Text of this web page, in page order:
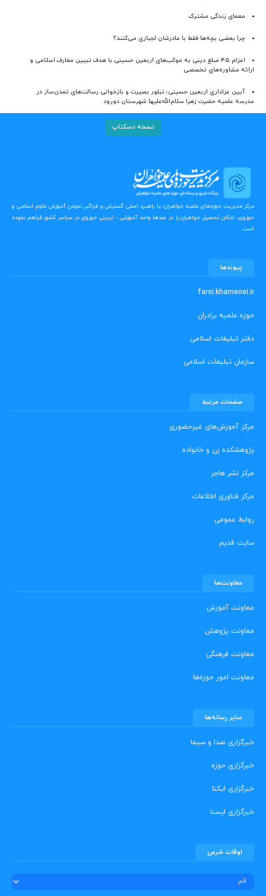
معمای زندگی مشترک
چرا بعضی بچه‌ها فقط با مادرشان لجبازی می‌کنند؟
اعزام ۴۵ مبلغ دینی به موکب‌های اربعین حسینی با هدف تبیین معارف اسلامی و
ارائه مشاوره‌های تخصصی
آیین عزاداری اربعین حسینی؛ تبلور بصیرت و بازخوانی رسالت‌های تمدن‌ساز در
مدرسه علمیه حضرت زهرا سلام‌الله‌علیها شهرستان دورود
نسخه دسکتاپ
مرکز مدیریت حوزه‌های علمیه خواهران، با راهبرد اصلی گسترش و فراگیر نمودن آموزش علوم اسلامی و
حوزوی، امکان تحصیل خواهران را در صدها واحد آموزشی - تربیتی حوزوی در سراسر کشور فراهم نموده
است.
پیوندها
farsi.khamenei.ir
حوزه علمیه برادران
دفتر تبلیغات اسلامی
سازمان تبلیغات اسلامی
صفحات مرتبط
مرکز آموزش‌های غیرحضوری
پژوهشکده زن و خانواده
مرکز نشر هاجر
مرکز فناوری اطلاعات
روابط عمومی
سایت قدیم
معاونت‌ها
معاونت آموزش
معاونت پژوهش
معاونت فرهنگی
معاونت امور حوزه‌ها
سایر رسانه‌ها
خبرگزاری صدا و سیما
خبرگزاری حوزه
خبرگزاری ایکنا
خبرگزاری ایسنا
اوقات شرعی